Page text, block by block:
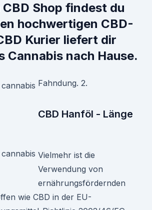
CBD Shop findest du
hochwertigen CBD-
Kurier liefert dir
Cannabis nach Hause.
Fahndung. 2.
CBD Hanföl - Länge
Vielmehr ist die
Verwendung von
ernährungsfördernden
wie CBD in der EU-